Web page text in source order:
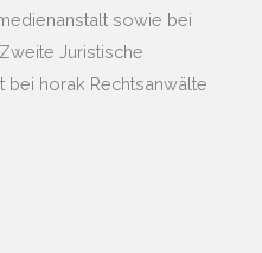
sowie bei
Juristische
bei horak Rechtsanwälte